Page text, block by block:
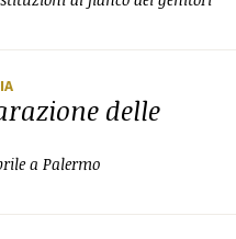
delle
a Palermo